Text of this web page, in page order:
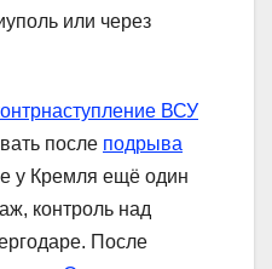
или через
ВСУ
после подрыва
у Кремля ещё один
контроль над
После